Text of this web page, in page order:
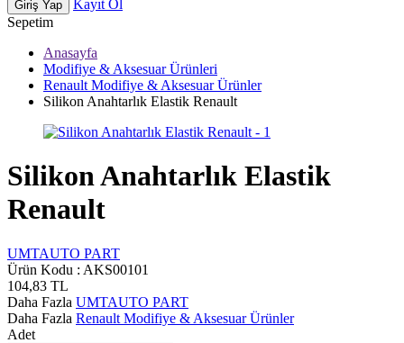
Giriş Yap
Kayıt Ol
Sepetim
Anasayfa
Modifiye & Aksesuar Ürünleri
Renault Modifiye & Aksesuar Ürünler
Silikon Anahtarlık Elastik Renault
Silikon Anahtarlık Elastik
Renault
UMTAUTO PART
Ürün Kodu : AKS00101
104,83 TL
Daha Fazla UMTAUTO PART
Daha Fazla Renault Modifiye & Aksesuar Ürünler
Adet